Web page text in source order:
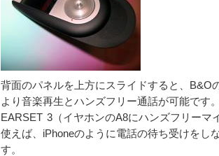
背面のパネルを上方にスライドすると、B&O
より音楽再生とハンズフリー通話が可能です
EARSET 3（イヤホンのA8にハンズフリーマ
使えば、iPhoneのように電話の待ち受けをし
す。